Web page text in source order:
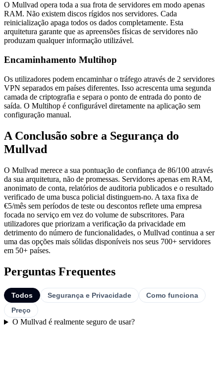
O Mullvad opera toda a sua frota de servidores em modo apenas
RAM. Não existem discos rígidos nos servidores. Cada
reinicialização apaga todos os dados completamente. Esta
arquitetura garante que as apreensões físicas de servidores não
produzam qualquer informação utilizável.
Encaminhamento Multihop
Os utilizadores podem encaminhar o tráfego através de 2 servidores
VPN separados em países diferentes. Isso acrescenta uma segunda
camada de criptografia e separa o ponto de entrada do ponto de
saída. O Multihop é configurável diretamente na aplicação sem
configuração manual.
A Conclusão sobre a Segurança do
Mullvad
O Mullvad merece a sua pontuação de confiança de 86/100 através
da sua arquitetura, não de promessas. Servidores apenas em RAM,
anonimato de conta, relatórios de auditoria publicados e o resultado
verificado de uma busca policial distinguem-no. A taxa fixa de
€5/mês sem períodos de teste ou descontos reflete uma empresa
focada no serviço em vez do volume de subscritores. Para
utilizadores que priorizam a verificação da privacidade em
detrimento do número de funcionalidades, o Mullvad continua a ser
uma das opções mais sólidas disponíveis nos seus 700+ servidores
em 50+ países.
Perguntas Frequentes
Todos Segurança e Privacidade
Como funciona
Preço
O Mullvad é realmente seguro de usar?